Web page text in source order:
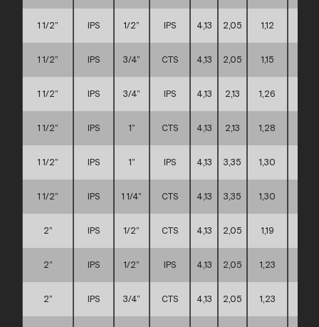
1 1/2” IPS 1/2” IPS 4,13 2,05 1,12
1 1/2” IPS 3/4” CTS 4,13 2,05 1,15
1 1/2” IPS 3/4” IPS 4,13 2,13 1,26
1 1/2” IPS 1” CTS 4,13 2,13 1,28
1 1/2” IPS 1” IPS 4,13 3,35 1,30
1 1/2” IPS 1 1/4” CTS 4,13 3,35 1,30
2” IPS 1/2” CTS 4,13 2,05 1,19
2” IPS 1/2” IPS 4,13 2,05 1,23
2” IPS 3/4” CTS 4,13 2,05 1,23